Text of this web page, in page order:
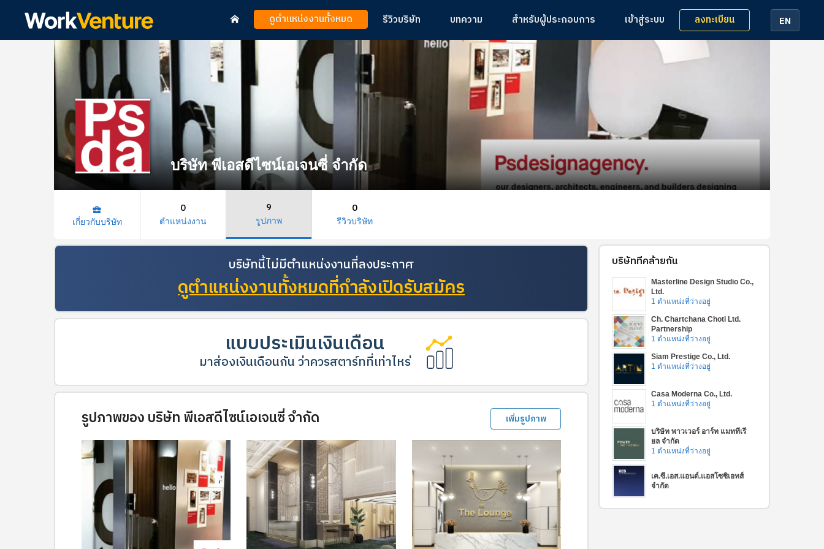
ดูตำแหน่งงานทั้งหมด รีวิวบริษัท บทความ สำหรับผู้ประกอบการ เข้าสู่ระบบ ลงทะเบียน EN
บริษัท พีเอสดีไซน์เอเจนซี่ จำกัด
business_center
เกี่ยวกับบริษัท
0
ตำแหน่งงาน
9
รูปภาพ
0
รีวิวบริษัท
บริษัทนี้ไม่มีตำแหน่งงานที่ลงประกาศ
ดูตำแหน่งงานทั้งหมดที่กำลังเปิดรับสมัคร
แบบประเมินเงินเดือน
มาส่องเงินเดือนกัน ว่าควรสตาร์ทที่เท่าไหร่
รูปภาพของ บริษัท พีเอสดีไซน์เอเจนซี่ จำกัด เพิ่มรูปภาพ
บริษัทที่คล้ายกัน
Masterline Design Studio Co.,
Ltd.
1 ตำแหน่งที่ว่างอยู่
Ch. Chartchana Choti Ltd.
Partnership
1 ตำแหน่งที่ว่างอยู่
Siam Prestige Co., Ltd.
1 ตำแหน่งที่ว่างอยู่
Casa Moderna Co., Ltd.
1 ตำแหน่งที่ว่างอยู่
บริษัท พาวเวอร์ อาร์ท แมททีเรี
ยล จำกัด
1 ตำแหน่งที่ว่างอยู่
เค.ซี.เอส.แอนด์.แอสโซซิเอทส์
จำกัด